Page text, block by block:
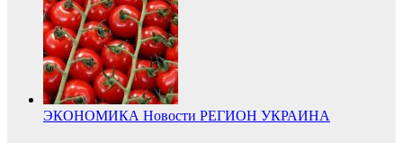
ЭКОНОМИКА Новости РЕГИОН УКРАИНА